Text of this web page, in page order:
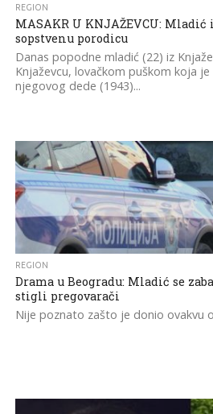
REGION
MASAKR U KNJAŽEVCU: Mladić
sopstvenu porodicu
Danas popodne mladić (22) iz
Knjaževcu, lovačkom puškom koja
njegovog dede (1943)...
REGION
Drama u Beogradu: Mladić se
stigli pregovarači
Nije poznato zašto je donio ovakvu